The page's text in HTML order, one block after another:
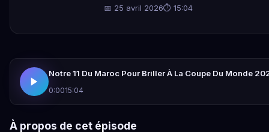
📅 25 avril 2026⏱ 15:04
Notre 11 Du Maroc Pour Briller À La Coupe Du Monde
0:0015:04
À propos de cet épisode